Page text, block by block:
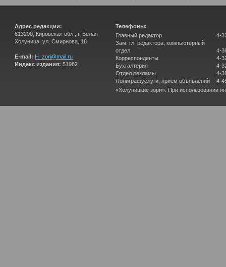
Адрес редакции:
613200, Кировская обл., г. Белая
Холуница, ул. Смирнова, 18
E-mail: H_zori@mail.ru
Индекс издания: 51982
Телефоны:
Главный редактор
Зам. гл. редактора, компьютерный
отдел
Корреспонденты
Бухгалтерия
Отдел рекламы
Полиграфуслуги, прием объявлений
4-
4-
4-
4-
4-
4-
«Холуницкие зори». При использовании